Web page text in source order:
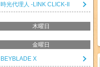
時光代理人 -LINK CLICK-II
木曜日
金曜日
BEYBLADE X